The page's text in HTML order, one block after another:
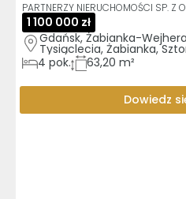
PARTNERZY NIERUCHOMOŚCI SP. Z
1 100 000 zł
Gdańsk, Żabianka-
Tysiąclecia, Żabianka,
4 pok. 63,20 m²
Dowiedz